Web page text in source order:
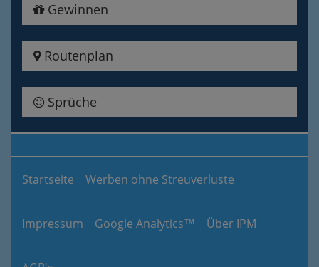
Gewinnen
Routenplan
Sprüche
Startseite Werben ohne Streuverluste
Impressum Google Analytics™ Über IPM